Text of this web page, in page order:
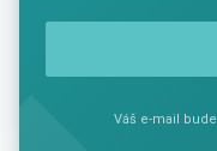
Váš e-mail